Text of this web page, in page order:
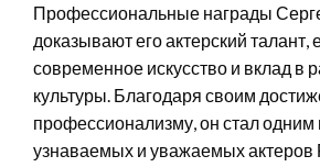
Профессиональные награды
доказывают его актерский талант,
современное искусство и вклад в
культуры. Благодаря своим
профессионализму, он стал одним
узнаваемых и уважаемых актеров